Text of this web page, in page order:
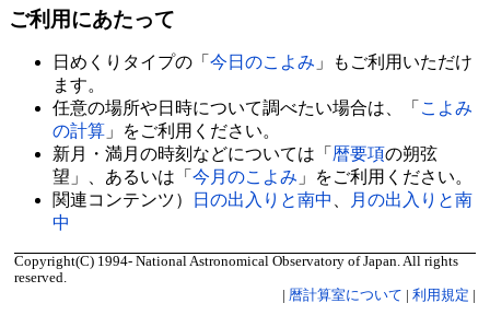
ご利用にあたって
日めくりタイプの「 今日のこよみ 」もご利用いただけ
ます。
任意の場所や日時について調べたい場合は、「 こよみ
の計算 」をご利用ください。
新月・満月の時刻などについては「 暦要項の朔弦
望」、あるいは「 今月のこよみ 」をご利用ください。
関連コンテンツ）
日の出入りと南中
月の出入りと南
中
Copyright(C) 1994- National Astronomical Observatory of Japan. All rights
reserved.
| 暦計算室について | 利用規定 |